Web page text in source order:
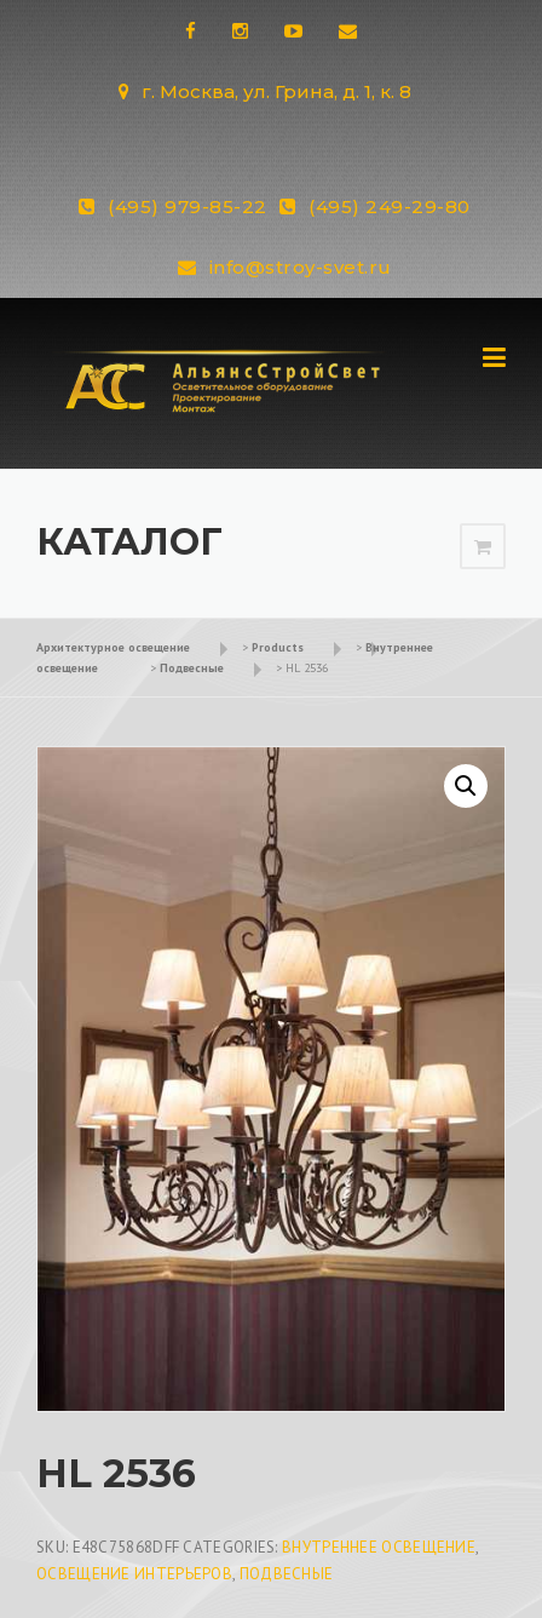
г. Москва, ул. Грина, д. 1, к. 8
(495) 979-85-22 (495) 249-29-80
info@stroy-svet.ru
КАТАЛОГ
Архитектурное освещение > Products > Внутреннее
освещение
> Подвесные > HL 2536
HL 2536
SKU: E48C75868DFF CATEGORIES:ВНУТРЕННЕЕ ОСВЕЩЕНИЕ,
ОСВЕЩЕНИЕ ИНТЕРЬЕРОВ, ПОДВЕСНЫЕ